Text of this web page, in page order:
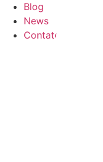
Blog
News
Contato